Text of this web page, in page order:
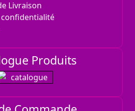
Livraison
Produits